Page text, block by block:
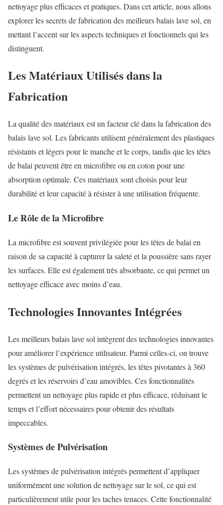
nettoyage plus efficaces et pratiques. Dans cet article, nous allons
explorer les secrets de fabrication des meilleurs balais lave sol, en
mettant l’accent sur les aspects techniques et fonctionnels qui les
distinguent.
Les Matériaux Utilisés dans la
Fabrication
La qualité des matériaux est un facteur clé dans la fabrication des
balais lave sol. Les fabricants utilisent généralement des plastiques
résistants et légers pour le manche et le corps, tandis que les têtes
de balai peuvent être en microfibre ou en coton pour une
absorption optimale. Ces matériaux sont choisis pour leur
durabilité et leur capacité à résister à une utilisation fréquente.
Le Rôle de la Microfibre
La microfibre est souvent privilégiée pour les têtes de balai en
raison de sa capacité à capturer la saleté et la poussière sans rayer
les surfaces. Elle est également très absorbante, ce qui permet un
nettoyage efficace avec moins d’eau.
Technologies Innovantes Intégrées
Les meilleurs balais lave sol intègrent des technologies innovantes
pour améliorer l’expérience utilisateur. Parmi celles-ci, on trouve
les systèmes de pulvérisation intégrés, les têtes pivotantes à 360
degrés et les réservoirs d’eau amovibles. Ces fonctionnalités
permettent un nettoyage plus rapide et plus efficace, réduisant le
temps et l’effort nécessaires pour obtenir des résultats
impeccables.
Systèmes de Pulvérisation
Les systèmes de pulvérisation intégrés permettent d’appliquer
uniformément une solution de nettoyage sur le sol, ce qui est
particulièrement utile pour les taches tenaces. Cette fonctionnalité